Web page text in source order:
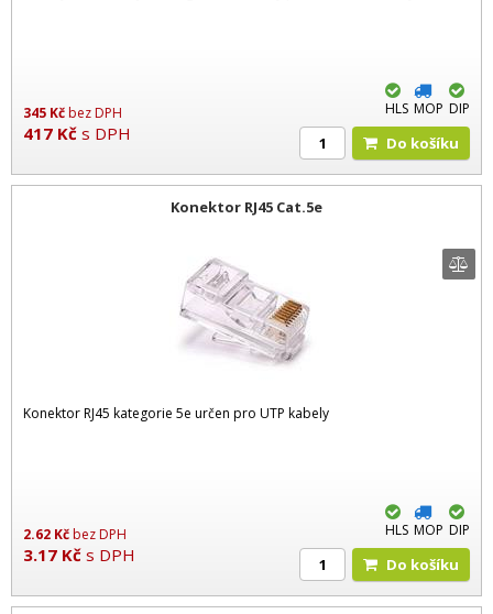
345 Kčbez DPH
417 Kč s DPH
HLS MOP DIP
Do košíku
Konektor RJ45 Cat.5e
Konektor RJ45 kategorie 5e určen pro UTP kabely
2.62 Kčbez DPH
3.17 Kč s DPH
HLS MOP DIP
Do košíku